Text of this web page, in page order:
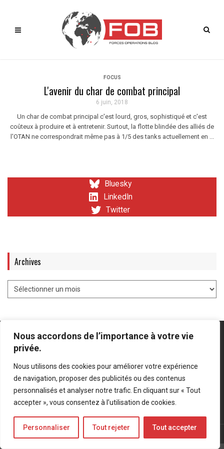
Nous accordons de l’importance à votre vie
privée.
Nous utilisons des cookies pour améliorer votre expérience
de navigation, proposer des publicités ou des contenus
personnalisés et analyser notre trafic. En cliquant sur « Tout
accepter », vous consentez à l’utilisation de cookies.
Personnaliser Tout rejeter Tout accepter
FOCUS
L'avenir du char de combat principal
6 juin, 2018
Un char de combat principal c'est lourd, gros, sophistiqué et c'est
coûteux à produire et à entretenir. Surtout, la flotte blindée des alliés de
l'OTAN ne correspondrait même pas à 1/5 des tanks actuellement en ...
Bluesky
LinkedIn
Twitter
Archives
Mentions légales-Politique de confidentialité
Bluesky
LinkedIn
Twitter
© Forces Operations Blog - 2022